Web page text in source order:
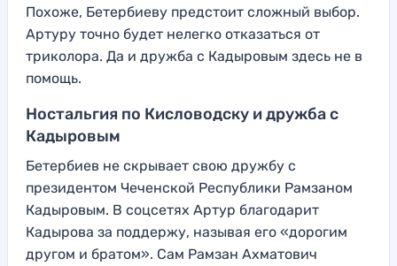
Похоже, Бетербиеву предстоит сложный выбор.
Артуру точно будет нелегко отказаться от
триколора. Да и дружба с Кадыровым здесь не в
помощь.
Ностальгия по Кисловодску и дружба с
Кадыровым
Бетербиев не скрывает свою дружбу с
президентом Чеченской Республики Рамзаном
Кадыровым. В соцсетях Артур благодарит
Кадырова за поддержу, называя его «дорогим
другом и братом». Сам Рамзан Ахматович